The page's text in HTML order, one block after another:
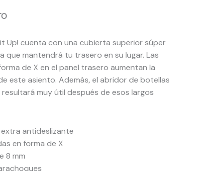
it Up! cuenta con una cubierta superior súper
que mantendrá tu trasero en su lugar. Las
de X en el panel trasero aumentan la
este asiento. Además, el abridor de botellas
muy útil después de esos largos
antideslizante
en forma de X
8 mm